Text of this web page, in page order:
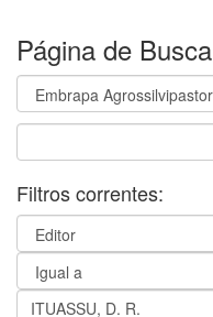
Página de Busca
Filtros correntes: